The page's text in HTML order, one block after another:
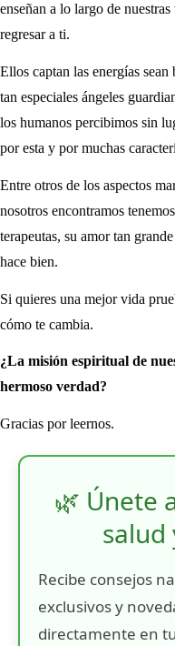
enseñan a lo largo de
regresar a ti.
Ellos captan las energías
tan especiales ángeles
los humanos percibimos sin
por esta y por muchas
Entre otros de los aspectos
nosotros encontramos
terapeutas, su amor tan
hace bien.
Si quieres una mejor vida
cómo te cambia.
¿La misión espiritual de
hermoso verdad?
Gracias por leernos.
🌿 Únete
salud
Recibe consejos
exclusivos y
directamente en